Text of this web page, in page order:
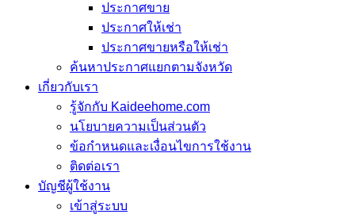
ประกาศขาย
ประกาศให้เช่า
ประกาศขายหรือให้เช่า
ค้นหาประกาศแยกตามจังหวัด
เกี่ยวกับเรา
รู้จักกับ Kaideehome.com
นโยบายความเป็นส่วนตัว
ข้อกำหนดและเงื่อนไขการใช้งาน
ติดต่อเรา
บัญชีผู้ใช้งาน
เข้าสู่ระบบ